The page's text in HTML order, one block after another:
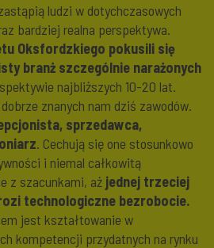
ludzi w dotychczasowych
bardziej realna perspektywa.
Oksfordzkiego pokusili się
branż szczególnie narażonych
najbliższych 10-20 lat.
znanych nam dziś zawodów.
sprzedawca,
. Cechują się one stosunkowo
i niemal całkowitą
z szacunkami, aż jednej trzeciej
technologiczne bezrobocie.
jest kształtowanie w
kompetencji przydatnych na rynku